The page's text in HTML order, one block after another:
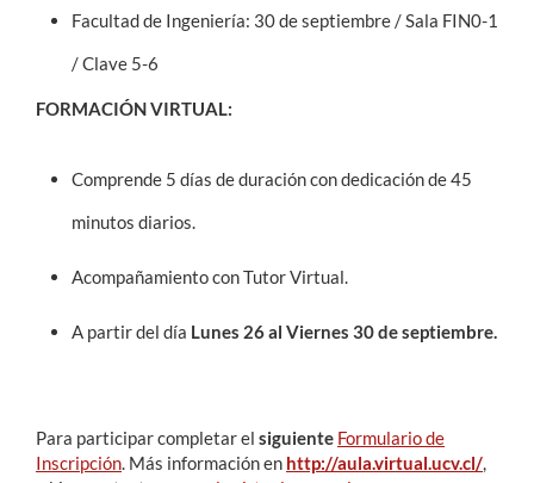
Facultad de Ingeniería: 30 de septiembre / Sala FIN0-1
/ Clave 5-6
FORMACIÓN VIRTUAL:
Comprende 5 días de duración con dedicación de 45
minutos diarios.
Acompañamiento con Tutor Virtual.
A partir del día Lunes 26 al Viernes 30 de septiembre.
Para participar completar el siguiente Formulario de
Inscripción. Más información en http://aula.virtual.ucv.cl/,